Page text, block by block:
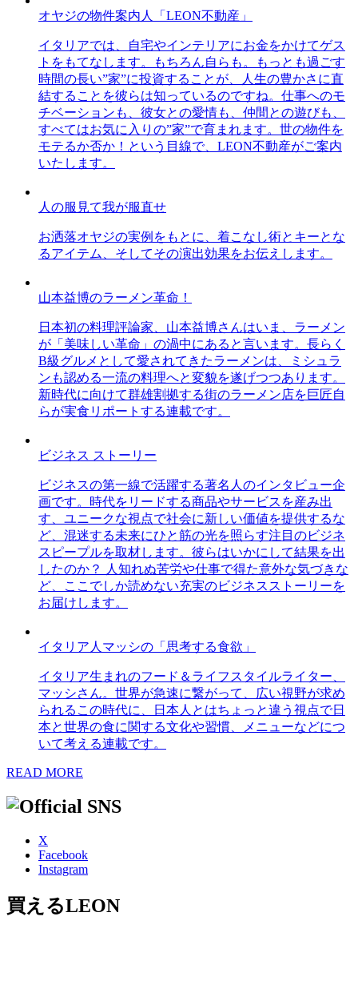
オヤジの物件案内人「LEON不動産」
イタリアでは、自宅やインテリアにお金をかけてゲス
トをもてなします。もちろん自らも。もっとも過ごす
時間の長い”家”に投資することが、人生の豊かさに直
結することを彼らは知っているのですね。仕事へのモ
チベーションも、彼女との愛情も、仲間との遊びも、
すべてはお気に入りの”家”で育まれます。世の物件を
モテるか否か！という目線で、LEON不動産がご案内
いたします。
人の服見て我が服直せ
お洒落オヤジの実例をもとに、着こなし術とキーとな
るアイテム、そしてその演出効果をお伝えします。
山本益博のラーメン革命！
日本初の料理評論家、山本益博さんはいま、ラーメン
が「美味しい革命」の渦中にあると言います。長らく
B級グルメとして愛されてきたラーメンは、ミシュラ
ンも認める一流の料理へと変貌を遂げつつあります。
新時代に向けて群雄割拠する街のラーメン店を巨匠自
らが実食リポートする連載です。
ビジネス ストーリー
ビジネスの第一線で活躍する著名人のインタビュー企
画です。時代をリードする商品やサービスを産み出
す、ユニークな視点で社会に新しい価値を提供するな
ど、混迷する未来にひと筋の光を照らす注目のビジネ
スピープルを取材します。彼らはいかにして結果を出
したのか？ 人知れぬ苦労や仕事で得た意外な気づきな
ど、ここでしか読めない充実のビジネスストーリーを
お届けします。
イタリア人マッシの「思考する食欲」
イタリア生まれのフード＆ライフスタイルライター、
マッシさん。世界が急速に繋がって、広い視野が求め
られるこの時代に、日本人とはちょっと違う視点で日
本と世界の食に関する文化や習慣、メニューなどにつ
いて考える連載です。
READ MORE
X
Facebook
Instagram
買えるLEON